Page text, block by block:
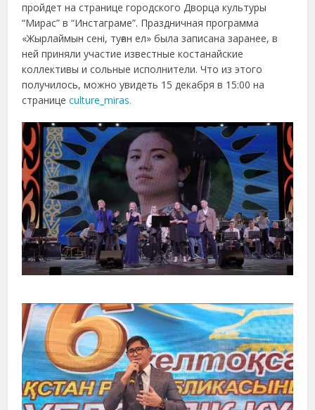
пройдет на странице городского Дворца культуры
“Мирас” в “Инстаграме”. Праздничная программа
«Жырлаймын сені, туған ел» была записана заранее, в
ней приняли участие известные костанайские
коллективы и сольные исполнители. Что из этого
получилось, можно увидеть 15 декабря в 15:00 на
страницеculture_miras.